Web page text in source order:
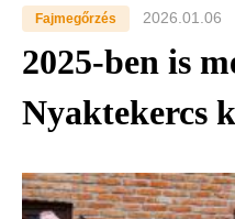
Fajmegőrzés 2026.01.06
2025-ben is
Nyaktekercs